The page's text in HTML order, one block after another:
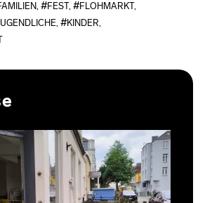
, FEST , FLOHMARKT ,
, KINDER,